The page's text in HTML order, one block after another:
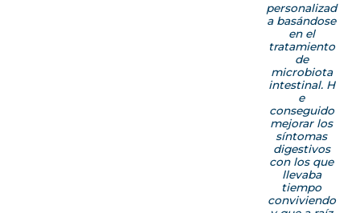
personalizad
a basándose
en el
tratamiento
de
microbiota
intestinal. H
e
conseguido
mejorar los
síntomas
digestivos
con los que
llevaba
tiempo
conviviendo